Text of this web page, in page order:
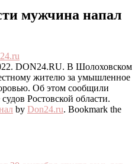
мужчина напал
DON24.RU. В Шолоховском
жителю за умышленное
Об этом сообщили
Ростовской области.
by Don24.ru. Bookmark the